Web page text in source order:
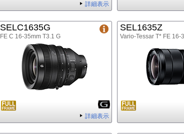
詳細表示
SELC1635G
FE C 16-35mm T3.1 G
詳細表示
SEL1635Z
Vario-Tessar T* FE 16-